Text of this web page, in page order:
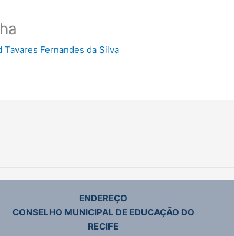
Tavares Fernandes da Silva
ENDEREÇO
CONSELHO MUNICIPAL DE EDUCAÇÃO DO
RECIFE